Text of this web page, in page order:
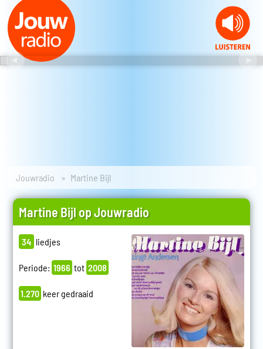
Jouwradio Martine Bijl
Martine Bijl op Jouwradio
34 liedjes
Periode: 1966 tot 2008
1.270 keer gedraaid